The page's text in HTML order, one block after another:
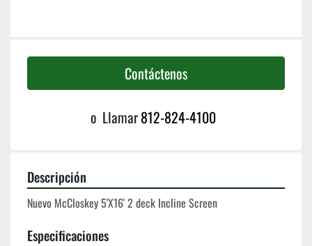
Contáctenos
o Llamar812-824-4100
Descripción
Nuevo McCloskey 5'X16' 2 deck Incline Screen
Especificaciones